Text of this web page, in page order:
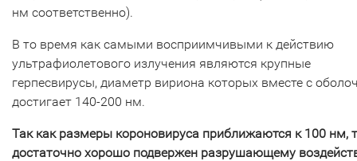
нм соответственно).
В то время как самыми восприимчивыми к действию
ультрафиолетового излучения являются крупные
герпесвирусы, диаметр вириона которых вместе с
достигает 140-200 нм.
Так как размеры короновируса приближаются к 100 нм,
достаточно хорошо подвержен разрушающему